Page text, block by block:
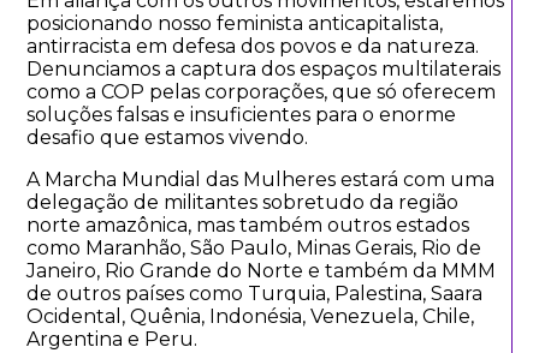
posicionando nosso feminista anticapitalista,
antirracista em defesa dos povos e da natureza.
Denunciamos a captura dos espaços multilaterais
como a COP pelas corporações, que só oferecem
soluções falsas e insuficientes para o enorme
desafio que estamos vivendo.
A Marcha Mundial das Mulheres estará com uma
delegação de militantes sobretudo da região
norte amazônica, mas também outros estados
como Maranhão, São Paulo, Minas Gerais, Rio de
Janeiro, Rio Grande do Norte e também da MMM
de outros países como Turquia, Palestina, Saara
Ocidental, Quênia, Indonésia, Venezuela, Chile,
Argentina e Peru.